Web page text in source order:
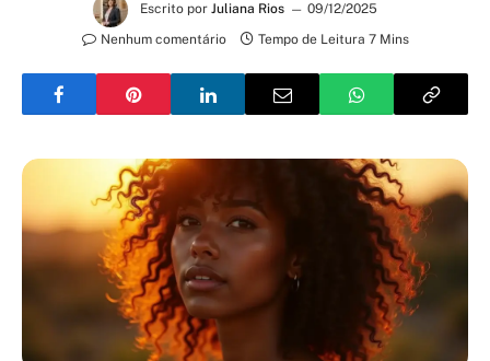
Escrito por Juliana Rios
09/12/2025
Nenhum comentário
Tempo de Leitura 7 Mins